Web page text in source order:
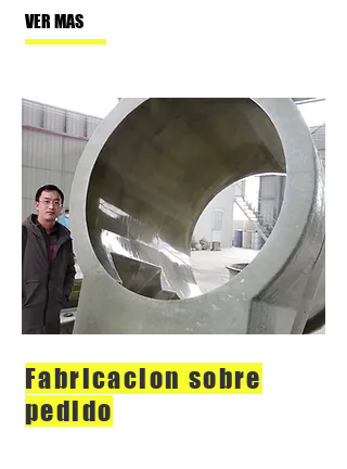
VER MAS
Fabricacion sobre
pedido